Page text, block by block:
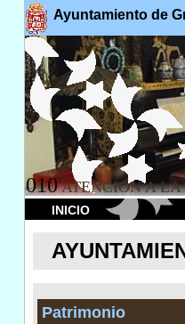
Ayuntamiento de
010 ATENCION A LA
INICIO
Patrimonio